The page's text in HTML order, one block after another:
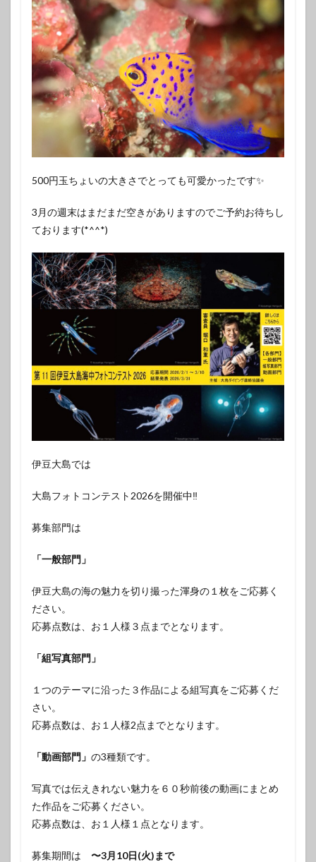
500円玉ちょいの大きさでとっても可愛かったです✨️
3月の週末はまだまだ空きがありますのでご予約お待ちし
ております(*^^*)
伊豆大島では
大島フォトコンテスト2026を開催中‼️
募集部門は
「一般部門」
伊豆大島の海の魅力を切り撮った渾身の１枚をご応募く
ださい。
応募点数は、お１人様３点までとなります。
「組写真部門」
１つのテーマに沿った３作品による組写真をご応募くだ
さい。
応募点数は、お１人様2点までとなります。
「動画部門」 の3種類です。
写真では伝えきれない魅力を６０秒前後の動画にまとめ
た作品をご応募ください。
応募点数は、お１人様１点となります。
募集期間は 〜3月10日(火)まで